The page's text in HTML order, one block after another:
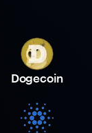
Dogecoin